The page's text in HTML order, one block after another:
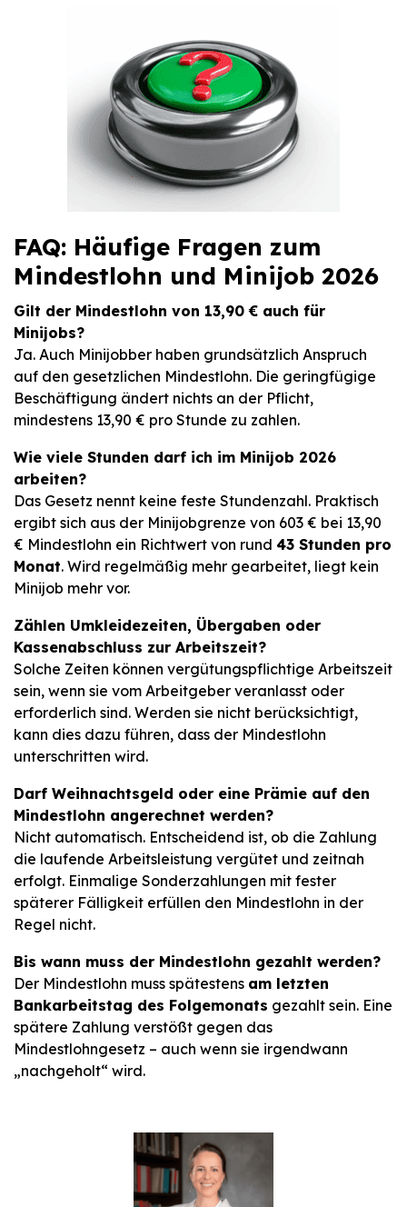
FAQ: Häufige Fragen zum
Mindestlohn und Minijob 2026
Gilt der Mindestlohn von 13,90 € auch für
Minijobs?
Ja. Auch Minijobber haben grundsätzlich Anspruch
auf den gesetzlichen Mindestlohn. Die geringfügige
Beschäftigung ändert nichts an der Pflicht,
mindestens 13,90 € pro Stunde zu zahlen.
Wie viele Stunden darf ich im Minijob 2026
arbeiten?
Das Gesetz nennt keine feste Stundenzahl. Praktisch
ergibt sich aus der Minijobgrenze von 603 € bei 13,90
€ Mindestlohn ein Richtwert von rund 43 Stunden pro
Monat. Wird regelmäßig mehr gearbeitet, liegt kein
Minijob mehr vor.
Zählen Umkleidezeiten, Übergaben oder
Kassenabschluss zur Arbeitszeit?
Solche Zeiten können vergütungspflichtige Arbeitszeit
sein, wenn sie vom Arbeitgeber veranlasst oder
erforderlich sind. Werden sie nicht berücksichtigt,
kann dies dazu führen, dass der Mindestlohn
unterschritten wird.
Darf Weihnachtsgeld oder eine Prämie auf den
Mindestlohn angerechnet werden?
Nicht automatisch. Entscheidend ist, ob die Zahlung
die laufende Arbeitsleistung vergütet und zeitnah
erfolgt. Einmalige Sonderzahlungen mit fester
späterer Fälligkeit erfüllen den Mindestlohn in der
Regel nicht.
Bis wann muss der Mindestlohn gezahlt werden?
Der Mindestlohn muss spätestens am letzten
Bankarbeitstag des Folgemonats gezahlt sein. Eine
spätere Zahlung verstößt gegen das
Mindestlohngesetz – auch wenn sie irgendwann
„nachgeholt“ wird.